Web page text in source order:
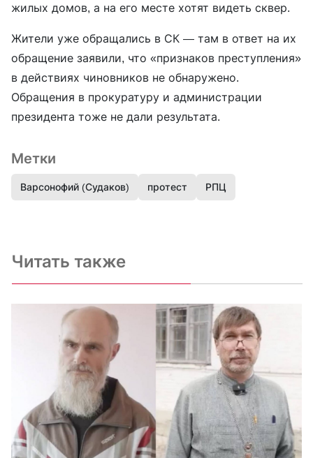
жилых домов, а на его месте хотят видеть сквер.
Жители уже обращались в СК — там в ответ на их
обращение заявили, что «признаков преступления»
в действиях чиновников не обнаружено.
Обращения в прокуратуру и администрации
президента тоже не дали результата.
Метки
Варсонофий (Судаков) протест РПЦ
Читать также